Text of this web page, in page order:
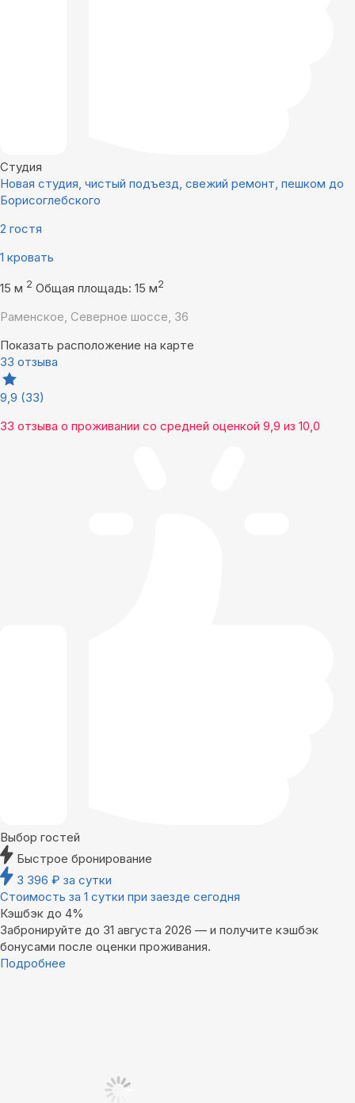
Студия
Новая студия, чистый подъезд, свежий ремонт, пешком до
Борисоглебского
2 гостя
1 кровать
15 м 2 Общая площадь: 15 м2
Раменское, Северное шоссе, 36
Показать расположение на карте
33 отзыва
9,9 (33)
33 отзыва о проживании со средней оценкой 9,9 из 10,0
Выбор гостей
Быстрое бронирование
3 396 ₽ за сутки
Стоимость за 1 сутки при заезде сегодня
Кэшбэк до 4%
Забронируйте до 31 августа 2026 — и получите кэшбэк
бонусами после оценки проживания.
Подробнее